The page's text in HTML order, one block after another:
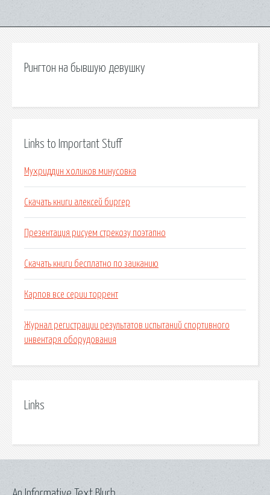
Рингтон на бывшую девушку
Links to Important Stuff
Мухриддин холиков минусовка
Скачать книги алексей биргер
Презентация рисуем стрекозу поэтапно
Скачать книги бесплатно по заиканию
Карпов все серии торрент
Журнал регистрации результатов испытаний спортивного
инвентаря оборудования
Links